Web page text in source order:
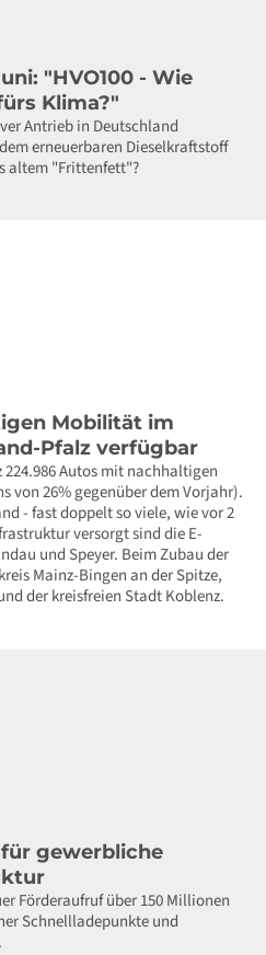
"HVO100 - Wie
Klima?"
Antrieb in Deutschland
erneuerbaren Dieselkraftstoff
altem "Frittenfett"?
Mobilität im
Pfalz verfügbar
Autos mit nachhaltigen
von 26% gegenüber dem Vorjahr).
- fast doppelt so viele, wie vor 2
versorgt sind die E-
und Speyer. Beim Zubau der
Mainz-Bingen an der Spitze,
der kreisfreien Stadt Koblenz.
gewerbliche
Förderaufruf über 150 Millionen
Schnellladepunkte und